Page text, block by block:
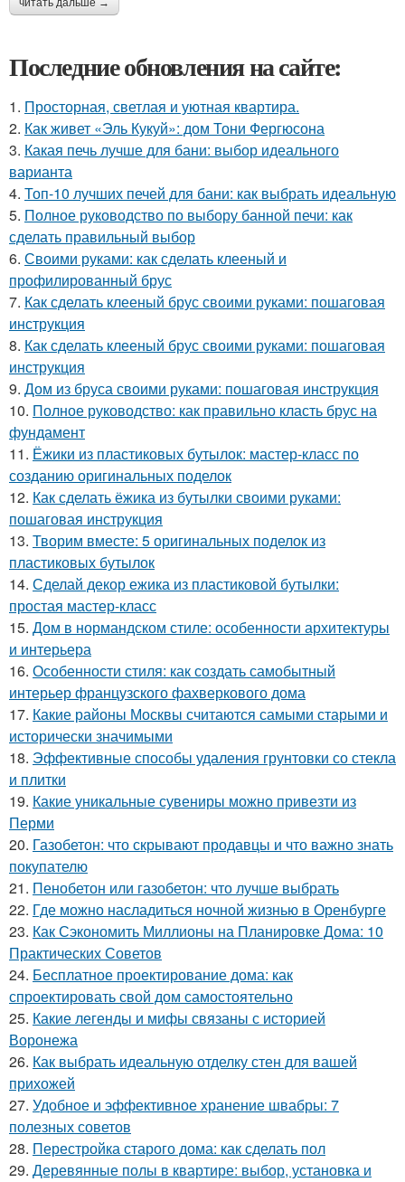
читать дальше →
Последние обновления на сайте:
1. Просторная, светлая и уютная квартира.
2. Как живет «Эль Кукуй»: дом Тони Фергюсона
3. Какая печь лучше для бани: выбор идеального
варианта
4. Топ-10 лучших печей для бани: как выбрать идеальную
5. Полное руководство по выбору банной печи: как
сделать правильный выбор
6. Своими руками: как сделать клееный и
профилированный брус
7. Как сделать клееный брус своими руками: пошаговая
инструкция
8. Как сделать клееный брус своими руками: пошаговая
инструкция
9. Дом из бруса своими руками: пошаговая инструкция
10. Полное руководство: как правильно класть брус на
фундамент
11. Ёжики из пластиковых бутылок: мастер-класс по
созданию оригинальных поделок
12. Как сделать ёжика из бутылки своими руками:
пошаговая инструкция
13. Творим вместе: 5 оригинальных поделок из
пластиковых бутылок
14. Сделай декор ежика из пластиковой бутылки:
простая мастер-класс
15. Дом в нормандском стиле: особенности архитектуры
и интерьера
16. Особенности стиля: как создать самобытный
интерьер французского фахверкового дома
17. Какие районы Москвы считаются самыми старыми и
исторически значимыми
18. Эффективные способы удаления грунтовки со стекла
и плитки
19. Какие уникальные сувениры можно привезти из
Перми
20. Газобетон: что скрывают продавцы и что важно знать
покупателю
21. Пенобетон или газобетон: что лучше выбрать
22. Где можно насладиться ночной жизнью в Оренбурге
23. Как Сэкономить Миллионы на Планировке Дома: 10
Практических Советов
24. Бесплатное проектирование дома: как
спроектировать свой дом самостоятельно
25. Какие легенды и мифы связаны с историей
Воронежа
26. Как выбрать идеальную отделку стен для вашей
прихожей
27. Удобное и эффективное хранение швабры: 7
полезных советов
28. Перестройка старого дома: как сделать пол
29. Деревянные полы в квартире: выбор, установка и